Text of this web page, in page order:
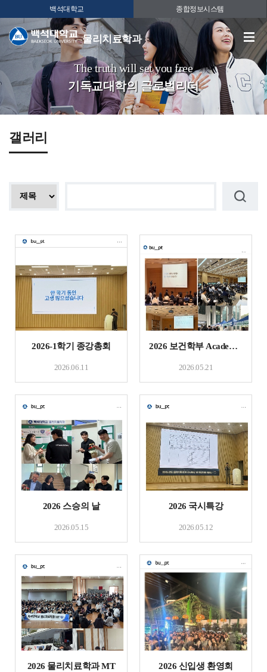
백석대학교 종합정보시스템
물리치료학과
The truth will set you free
기독교대학의 글로벌리더
갤러리
2026-1학기 종강총회
2026.06.11
2026 보건학부 Academic Competition & 전공체험부스
2026.05.21
2026 스승의 날
2026.05.15
2026 국시특강
2026.05.12
2026 물리치료학과 MT 2026 신입생 환영회